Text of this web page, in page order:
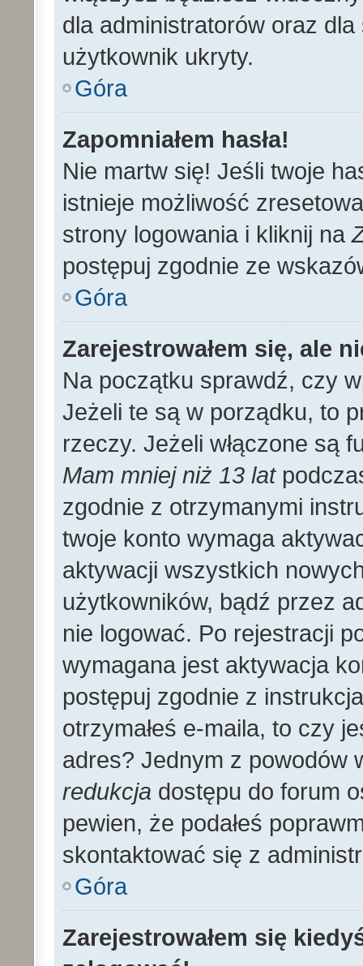
dla administratorów oraz
użytkownik ukryty.
Góra
Zapomniałem hasła!
Nie martw się! Jeśli twoje
istnieje możliwość
strony logowania i kliknij na
postępuj zgodnie ze
Góra
Zarejestrowałem się, ale
Na początku sprawdź, czy
Jeżeli te są w porządku, to
rzeczy. Jeżeli włączone są
Mam mniej niż 13 lat
zgodnie z otrzymanymi
twoje konto wymaga
aktywacji wszystkich
użytkowników, bądź przez
nie logować. Po rejestracji
wymagana jest aktywacja
postępuj zgodnie z
otrzymałeś e-maila, to czy
adres? Jednym z powodów
redukcja dostępu do forum
pewien, że podałeś
skontaktować się z
Góra
Zarejestrowałem się